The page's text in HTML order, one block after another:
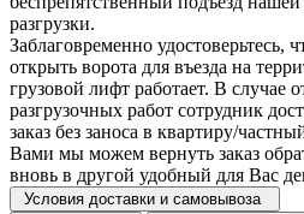
разгрузки.
Заблаговременно удостоверьтесь,
открыть ворота для въезда на
грузовой лифт работает. В случае
разгрузочных работ сотрудник
заказ без заноса в квартиру/
Вами мы можем вернуть заказ
вновь в другой удобный для Вас
Условия доставки и самовывоза